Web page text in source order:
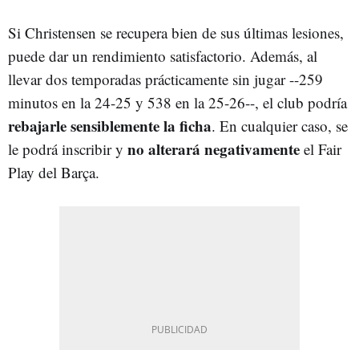
Si Christensen se recupera bien de sus últimas lesiones,
puede dar un rendimiento satisfactorio. Además, al
llevar dos temporadas prácticamente sin jugar --259
minutos en la 24-25 y 538 en la 25-26--, el club podría
rebajarle sensiblemente la ficha. En cualquier caso, se
le podrá inscribir y no alterará negativamente el Fair
Play del Barça.